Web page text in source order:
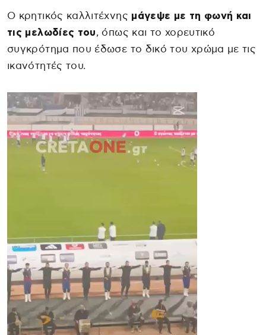
Ο κρητικός καλλιτέχνης μάγεψε με τη φωνή και
τις μελωδίες του, όπως και το χορευτικό
συγκρότημα που έδωσε το δικό του χρώμα με τις
ικανότητές του.